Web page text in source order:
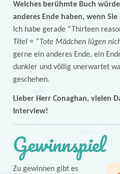
Welches berühmte Buch
anderes Ende haben, wenn
Ich habe gerade “Thirteen
Titel = “Tote Mädchen lügen
gerne ein anderes Ende, ein
dunkler und völlig unerwartet
geschehen.
Lieber Herr Conaghan, vielen
Interview!
Gewinnspiel
Zu gewinnen gibt es